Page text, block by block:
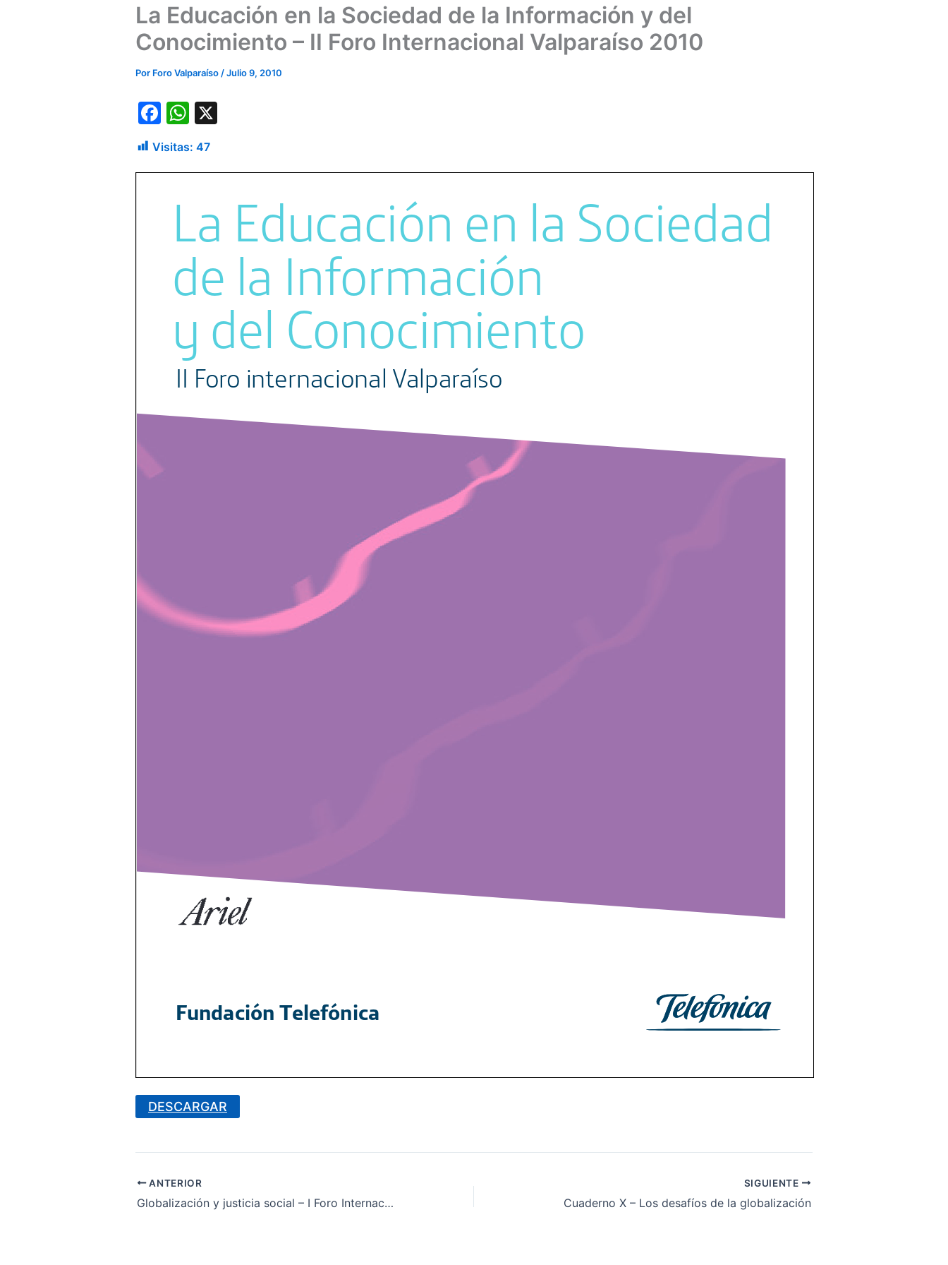
La Educación en la Sociedad de la Información y del
Conocimiento – II Foro Internacional Valparaíso 2010
Por Foro Valparaíso /Julio 9, 2010
F
c
e
W
at
s
p
p
Visitas: 47
DESCARGAR
ANTERIOR
Globalización y justicia social – I Foro Internacional Valparaíso 2008
SIGUIENTE
Cuaderno X – Los desafíos de la globalización